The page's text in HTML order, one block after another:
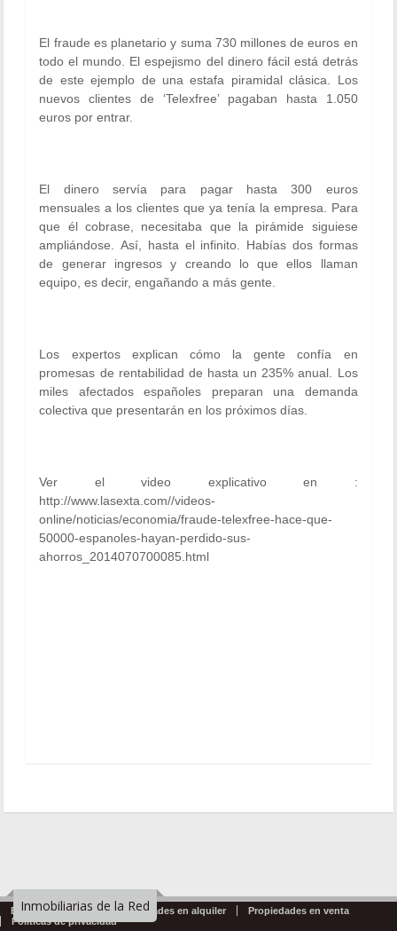
El fraude es planetario y suma 730 millones de euros en
todo el mundo. El espejismo del dinero fácil está detrás
de este ejemplo de una estafa piramidal clásica. Los
nuevos clientes de ‘Telexfree’ pagaban hasta 1.050
euros por entrar.
El dinero servía para pagar hasta 300 euros
mensuales a los clientes que ya tenía la empresa. Para
que él cobrase, necesitaba que la pirámide siguiese
ampliándose.Así, hasta el infinito . Habías dos formas
de generar ingresos y creando lo que ellos llaman
equipo, es decir, engañando a más gente.
Los expertos explican cómo la gente confía en
promesas de rentabilidad de hasta un 235% anual . Los
miles afectados españoles preparan una demanda
colectiva que presentarán en los próximos días.
Ver el video explicativo en :
http://www.lasexta.com//videos-
online/noticias/economia/fraude-telexfree-hace-que-
50000-espanoles-hayan-perdido-sus-
ahorros_2014070700085.html
Inmobiliarias de la Red
Emprendimientos Propiedades en alquiler
Propiedades en venta
Politicas de privacidad